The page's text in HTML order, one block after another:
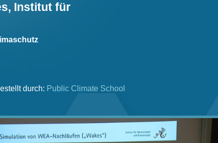
Institut für
durch: Public Climate School